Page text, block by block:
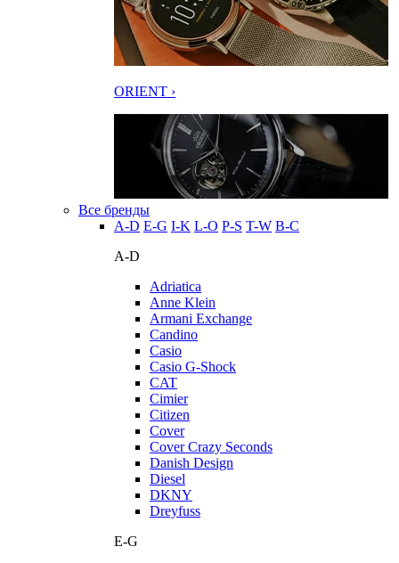
ORIENT ›
Все бренды
A-D E-G I-K L-O P-S T-W В-С
A-D
Adriatica
Anne Klein
Armani Exchange
Candino
Casio
Casio G-Shock
CAT
Cimier
Citizen
Cover
Cover Crazy Seconds
Danish Design
Diesel
DKNY
Dreyfuss
E-G